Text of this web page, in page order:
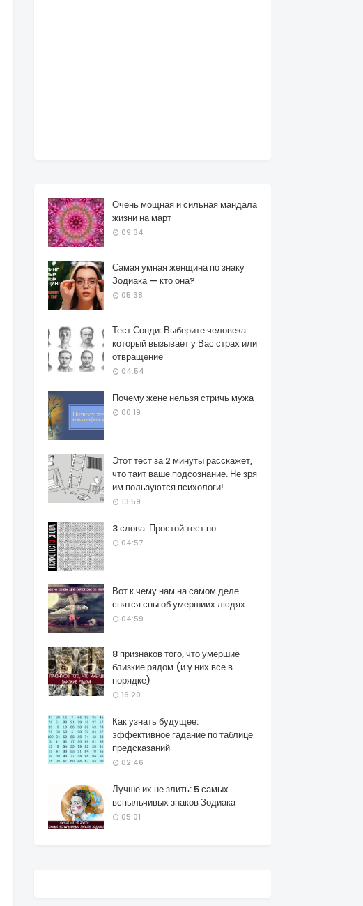
Очень мощная и сильная мандала
жизни на март
09:34
Самая умная женщина по знаку
Зодиака — кто она?
05:38
Тест Сонди: Выберите человека
который вызывает у Вас страх или
отвращение
04:54
Почему жене нельзя стричь мужа
00:19
Этот тест за 2 минуты расскажет,
что таит ваше подсознание. Не зря
им пользуются психологи!
13:59
3 слова. Простой тест но..
04:57
Вот к чему нам на самом деле
снятся сны об умершиих людях
04:59
8 признаков того, что умершие
близкие рядом (и у них все в
порядке)
16:20
Как узнать будущее:
эффективное гадание по таблице
предсказаний
02:46
Лучше их не злить: 5 самых
вспыльчивых знаков Зодиака
05:01